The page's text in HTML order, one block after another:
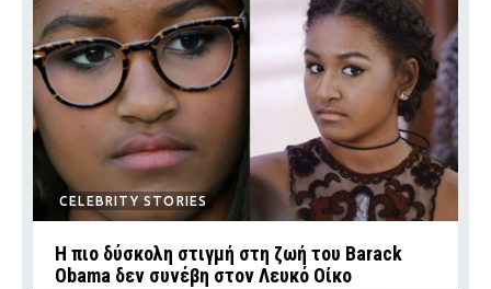
CELEBRITY STORIES
Η πιο δύσκολη στιγμή στη ζωή του Barack
Obama δεν συνέβη στον Λευκό Οίκο